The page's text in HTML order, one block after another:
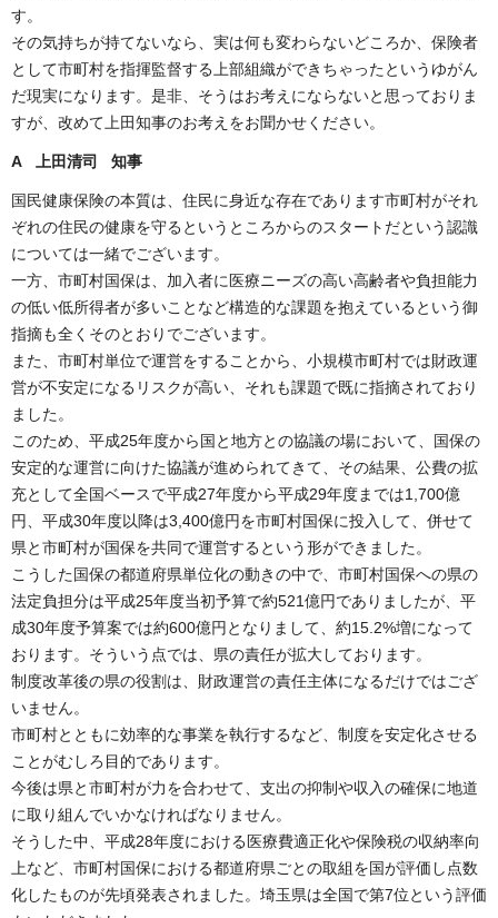
す。
その気持ちが持てないなら、実は何も変わらないどころか、保険者
として市町村を指揮監督する上部組織ができちゃったというゆがん
だ現実になります。是非、そうはお考えにならないと思っておりま
すが、改めて上田知事のお考えをお聞かせください。
A 上田清司 知事
国民健康保険の本質は、住民に身近な存在であります市町村がそれ
ぞれの住民の健康を守るというところからのスタートだという認識
については一緒でございます。
一方、市町村国保は、加入者に医療ニーズの高い高齢者や負担能力
の低い低所得者が多いことなど構造的な課題を抱えているという御
指摘も全くそのとおりでございます。
また、市町村単位で運営をすることから、小規模市町村では財政運
営が不安定になるリスクが高い、それも課題で既に指摘されており
ました。
このため、平成25年度から国と地方との協議の場において、国保の
安定的な運営に向けた協議が進められてきて、その結果、公費の拡
充として全国ベースで平成27年度から平成29年度までは1,700億
円、平成30年度以降は3,400億円を市町村国保に投入して、併せて
県と市町村が国保を共同で運営するという形ができました。
こうした国保の都道府県単位化の動きの中で、市町村国保への県の
法定負担分は平成25年度当初予算で約521億円でありましたが、平
成30年度予算案では約600億円となりまして、約15.2%増になって
おります。そういう点では、県の責任が拡大しております。
制度改革後の県の役割は、財政運営の責任主体になるだけではござ
いません。
市町村とともに効率的な事業を執行するなど、制度を安定化させる
ことがむしろ目的であります。
今後は県と市町村が力を合わせて、支出の抑制や収入の確保に地道
に取り組んでいかなければなりません。
そうした中、平成28年度における医療費適正化や保険税の収納率向
上など、市町村国保における都道府県ごとの取組を国が評価し点数
化したものが先頃発表されました。埼玉県は全国で第7位という評価